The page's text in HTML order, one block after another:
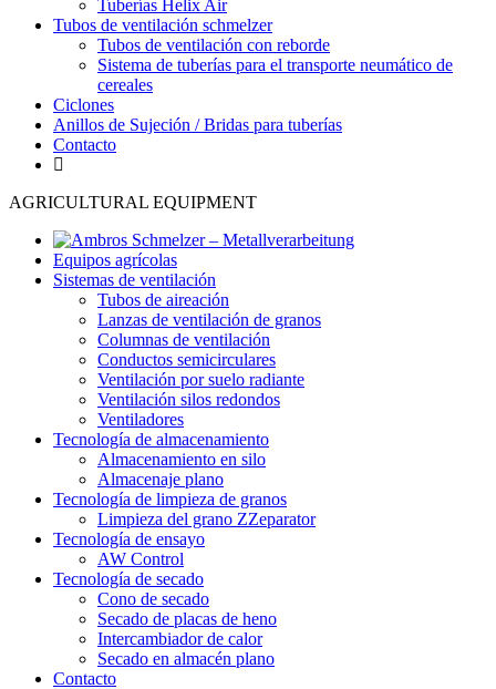
Tuberías Helix Air
Tubos de ventilación schmelzer
Tubos de ventilación con reborde
Sistema de tuberías para el transporte neumático de
cereales
Ciclones
Anillos de Sujeción / Bridas para tuberías
Contacto
AGRICULTURAL EQUIPMENT
Equipos agrícolas
Sistemas de ventilación
Tubos de aireación
Lanzas de ventilación de granos
Columnas de ventilación
Conductos semicirculares
Ventilación por suelo radiante
Ventilación silos redondos
Ventiladores
Tecnología de almacenamiento
Almacenamiento en silo
Almacenaje plano
Tecnología de limpieza de granos
Limpieza del grano ZZeparator
Tecnología de ensayo
AW Control
Tecnología de secado
Cono de secado
Secado de placas de heno
Intercambiador de calor
Secado en almacén plano
Contacto